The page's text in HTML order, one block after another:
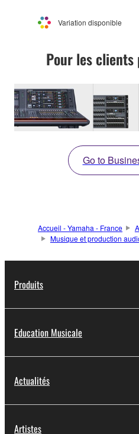
Variation disponible
Pour les
Go to
Accueil - Yamaha - France
Musique et production
Produits
Education Musicale
Actualités
Artistes